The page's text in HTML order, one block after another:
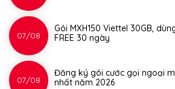
07/08
Gói MXH150 Viettel 30GB,
FREE 30 ngày
07/08
Đăng ký gói cước gọi ngoại
nhất năm 2026